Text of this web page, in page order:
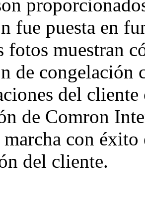
fue puesta en
fotos muestran
de congelación
del
de Comron
marcha con
del cliente.